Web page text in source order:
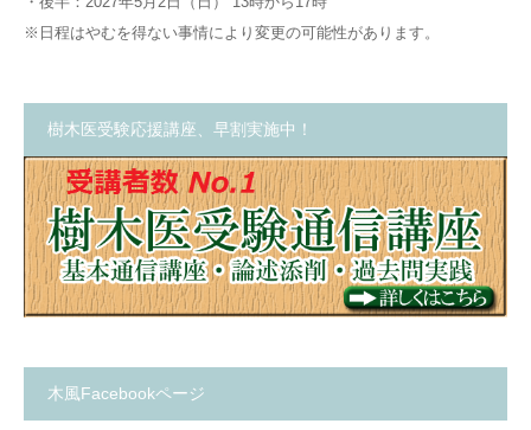
※日程はやむを得ない事情により変更の可能性があります。
樹木医受験応援講座、早割実施中！
木風Facebookページ